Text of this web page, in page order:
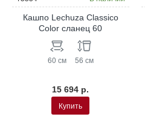
Кашпо Lechuza Classico
Color сланец 60
60 см 56 см
15 694 р.
Купить